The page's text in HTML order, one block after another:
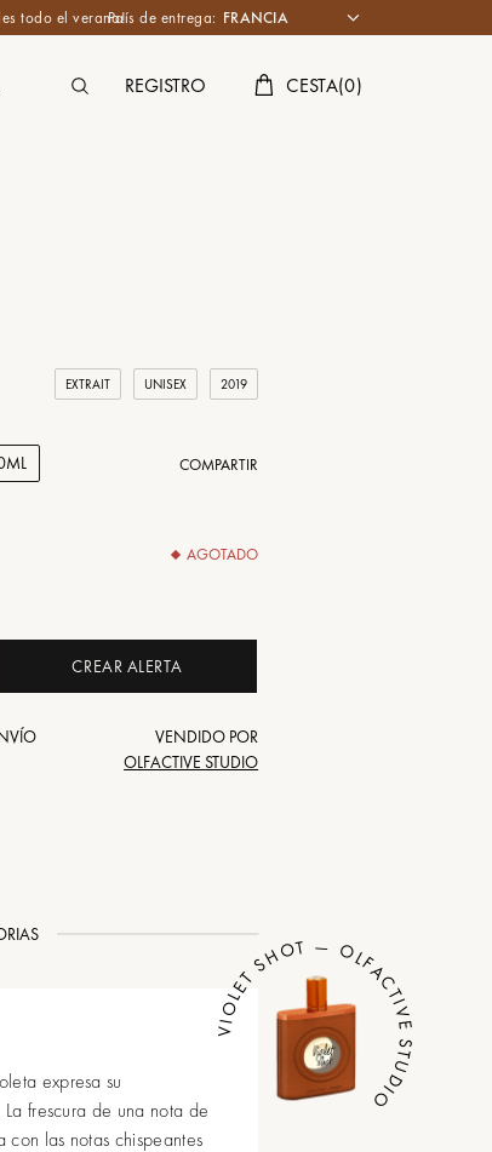
todo el verano!País de entrega:
REGISTRO CESTA(0)
EXTRAIT UNISEX 2019
COMPARTIR
AGOTADO
CREAR ALERTA
VENDIDO POR
OLFACTIVE STUDIO
expresa su
frescura de una nota de
las notas chispeantes
VIOLET SHOT — OLFACTIVE STUDIO